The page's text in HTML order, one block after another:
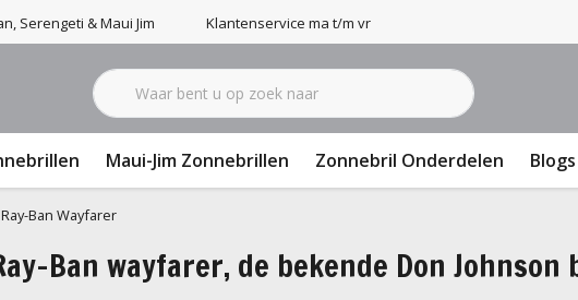
Serengeti & Maui Jim Klantenservice ma t/m vr 9-17u
Maui-Jim Zonnebrillen Zonnebril Onderdelen Blogs
Ray-Ban Wayfarer
Ban wayfarer, de bekende Don